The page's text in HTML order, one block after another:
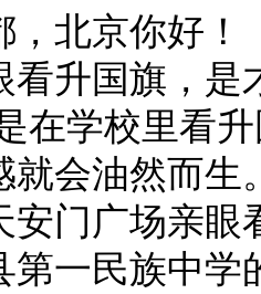
北京你好！
国旗，是
学校里看升
就会油然而
安门广场亲眼
第一民族中